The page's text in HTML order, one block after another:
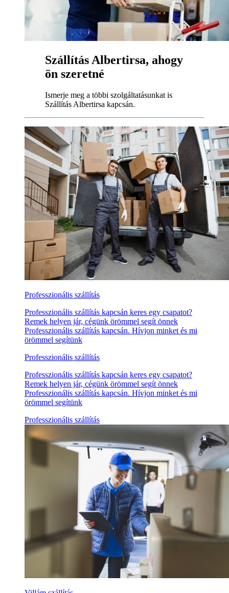
Szállítás Albertirsa, ahogy
ön szeretné
Ismerje meg a többi szolgáltatásunkat is
Szállítás Albertirsa kapcsán.
Professzionális szállítás
Professzionális szállítás kapcsán keres egy csapatot?
Remek helyen jár, cégünk örömmel segít önnek
Professzionális szállítás kapcsán. Hívjon minket és mi
örömmel segítünk
Professzionális szállítás
Professzionális szállítás kapcsán keres egy csapatot?
Remek helyen jár, cégünk örömmel segít önnek
Professzionális szállítás kapcsán. Hívjon minket és mi
örömmel segítünk
Professzionális szállítás